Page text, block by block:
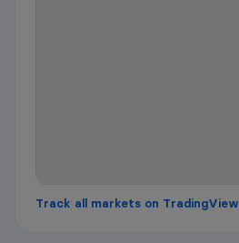
Track all markets on TradingView